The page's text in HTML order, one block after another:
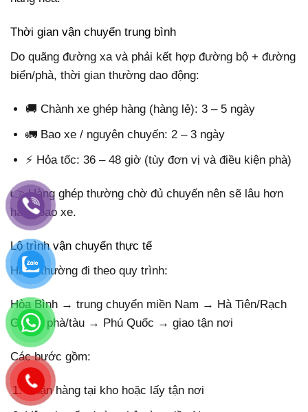
Thời gian vận chuyển trung bình
Do quãng đường xa và phải kết hợp đường bộ + đường
biển/phà, thời gian thường dao động:
🚚 Chành xe ghép hàng (hàng lẻ): 3 – 5 ngày
🚛 Bao xe / nguyên chuyến: 2 – 3 ngày
⚡ Hỏa tốc: 36 – 48 giờ (tùy đơn vị và điều kiện phà)
👉 Hàng ghép thường chờ đủ chuyến nên sẽ lâu hơn
hàng bao xe.
Lộ trình vận chuyển thực tế
Hàng thường đi theo quy trình:
Hòa Bình → trung chuyển miền Nam → Hà Tiên/Rạch
Giá → phà/tàu → Phú Quốc → giao tận nơi
Các bước gồm:
Nhận hàng tại kho hoặc lấy tận nơi